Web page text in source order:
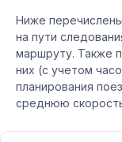
Ниже
на пути
маршруту. Также
них (с учетом
планирования
среднюю